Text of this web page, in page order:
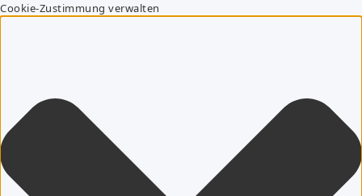
Cookie-Zustimmung verwalten